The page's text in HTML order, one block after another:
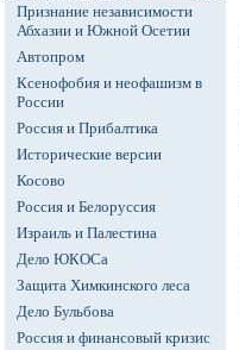
Признание независимости
Абхазии и Южной Осетии
Автопром
Ксенофобия и неофашизм в
России
Россия и Прибалтика
Исторические версии
Косово
Россия и Белоруссия
Израиль и Палестина
Дело ЮКОСа
Защита Химкинского леса
Дело Бульбова
Россия и финансовый кризис